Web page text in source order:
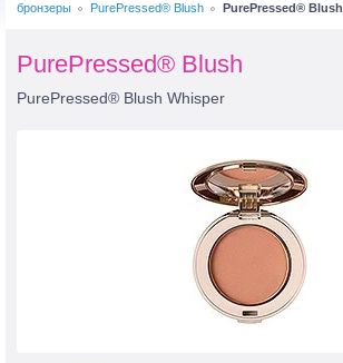
бронзеры
PurePressed® Blush PurePressed® Blush
PurePressed® Blush
PurePressed® Blush Whisper